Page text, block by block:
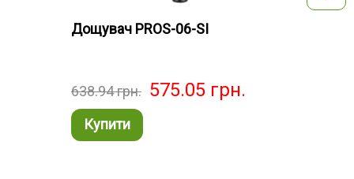
Дощувач PROS-06-SI
638.94грн. 575.05 грн.
Купити